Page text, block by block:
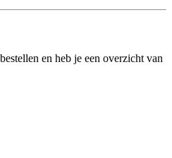
en heb je een overzicht van